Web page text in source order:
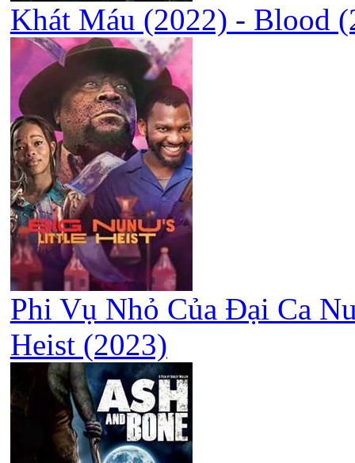
Khát Máu (2022) - Blood
Phi Vụ Nhỏ Của Đại Ca
Heist (2023)